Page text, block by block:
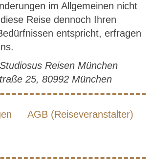
im Allgemeinen nicht
Reise dennoch Ihren
entspricht, erfragen
Reisen München
25, 80992 München
AGB (Reiseveranstalter)